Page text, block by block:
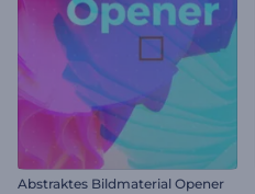
Abstraktes Bildmaterial Opener